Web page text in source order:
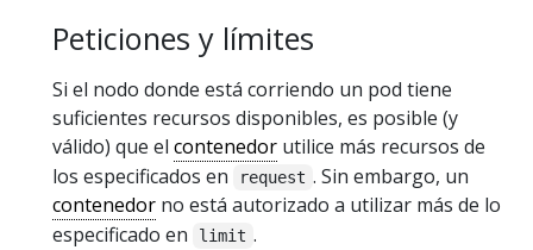
Peticiones y límites
Si el nodo donde está corriendo un pod tiene
suficientes recursos disponibles, es posible (y
válido) que el contenedor utilice más recursos de
los especificados en
request . Sin embargo, un
contenedor no está autorizado a utilizar más de lo
especificado en
limit .